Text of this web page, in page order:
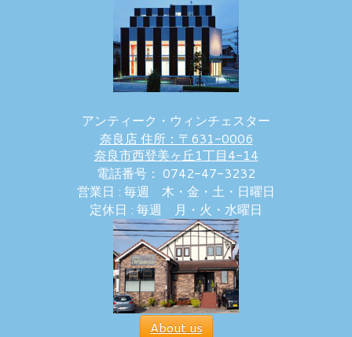
アンティーク・ウィンチェスター
奈良店 住所：〒631-0006
奈良市西登美ヶ丘1丁目4-14
電話番号： 0742-47-3232
営業日 : 毎週 木・金・土・日曜日
定休日 : 毎週 月・火・水曜日
About us